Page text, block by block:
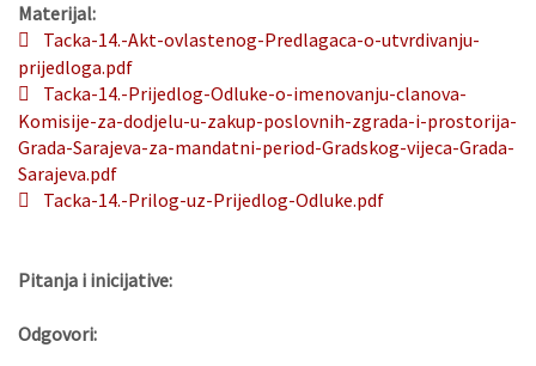
Materijal:
Tacka-14.-Akt-ovlastenog-Predlagaca-o-utvrdivanju-
prijedloga.pdf
Tacka-14.-Prijedlog-Odluke-o-imenovanju-clanova-
Komisije-za-dodjelu-u-zakup-poslovnih-zgrada-i-prostorija-
Grada-Sarajeva-za-mandatni-period-Gradskog-vijeca-Grada-
Sarajeva.pdf
Tacka-14.-Prilog-uz-Prijedlog-Odluke.pdf
Pitanja i inicijative:
Odgovori: